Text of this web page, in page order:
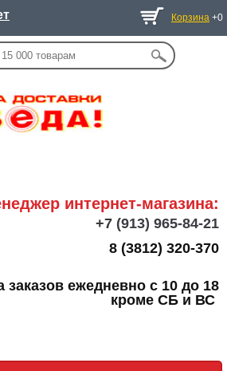
Корзина +0
интернет-магазина:
+7 (913) 965-84-21
8 (3812) 320-370
заказов ежедневно с 10 до 18
кроме СБ и ВС